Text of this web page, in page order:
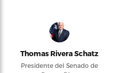
Thomas Rivera Schatz
Presidente del Senado de